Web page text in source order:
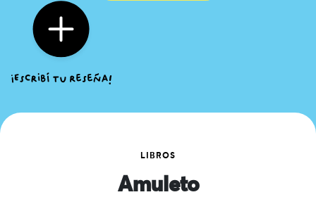
LIBROS
Amuleto